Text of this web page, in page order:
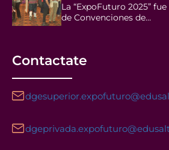
La “ExpoFuturo 2025”
de Convenciones de…
Contactate